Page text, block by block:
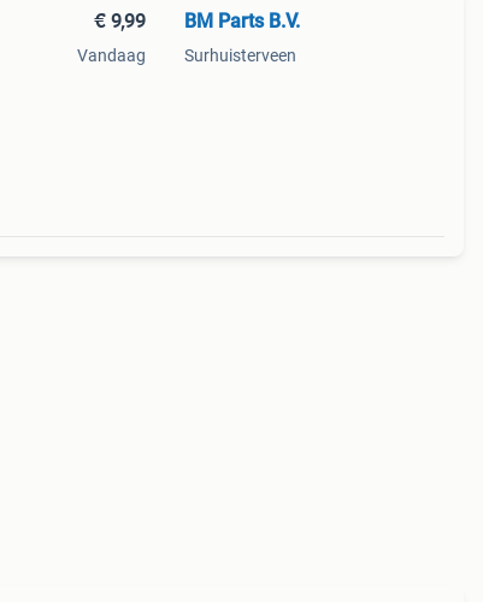
€ 9,99
Vandaag
BM Parts B.V.
Surhuisterveen